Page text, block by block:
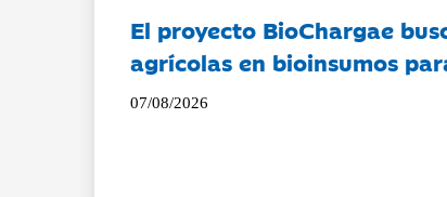
El proyecto BioChargae
agrícolas en bioinsumos
07/08/2026